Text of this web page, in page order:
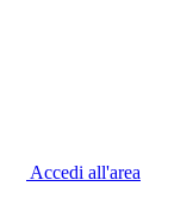
Accedi all'area